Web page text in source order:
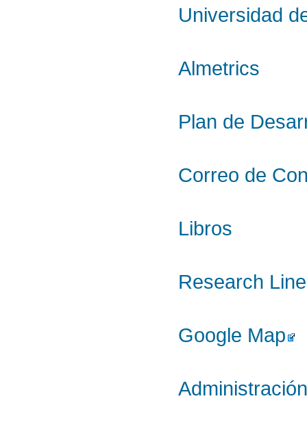
Universidad
Almetrics
Plan de
Correo de
Libros
Research
Google Map